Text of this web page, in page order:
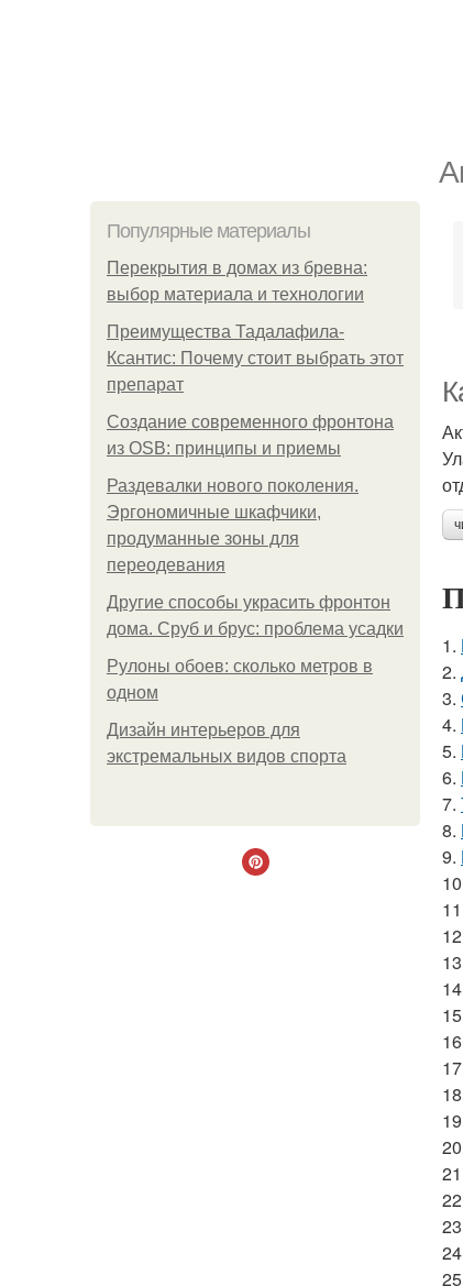
Популярные материалы
Перекрытия в домах из бревна:
выбор материала и технологии
Преимущества Тадалафила-
Ксантис: Почему стоит выбрать этот
препарат
Создание современного фронтона
из OSB: принципы и приемы
Раздевалки нового поколения.
Эргономичные шкафчики,
продуманные зоны для
переодевания
Другие способы украсить фронтон
дома. Сруб и брус: проблема усадки
Рулоны обоев: сколько метров в
одном
Дизайн интерьеров для
экстремальных видов спорта
1.
2.
3.
4.
5.
6.
7.
8.
9.